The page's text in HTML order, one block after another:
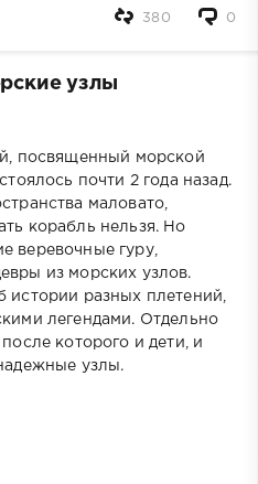
0
380
узлы
посвященный морской
почти 2 года назад.
маловато,
корабль нельзя. Но
веревочные гуру,
из морских узлов.
истории разных плетений,
легендами. Отдельно
которого и дети, и
узлы.